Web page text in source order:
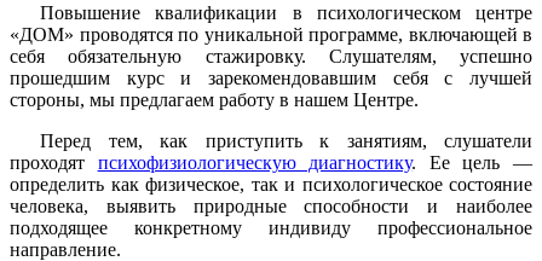
Повышение квалификации в психологическом центре
«ДОМ» проводятся по уникальной программе, включающей в
себя обязательную стажировку. Слушателям, успешно
прошедшим курс и зарекомендовавшим себя с лучшей
стороны, мы предлагаем работу в нашем Центре.
Перед тем, как приступить к занятиям, слушатели
проходят психофизиологическую диагностику. Ее цель —
определить как физическое, так и психологическое состояние
человека, выявить природные способности и наиболее
подходящее конкретному индивиду профессиональное
направление.